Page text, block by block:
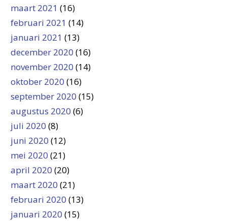
maart 2021 (16)
februari 2021 (14)
januari 2021 (13)
december 2020 (16)
november 2020 (14)
oktober 2020 (16)
september 2020 (15)
augustus 2020 (6)
juli 2020 (8)
juni 2020 (12)
mei 2020 (21)
april 2020 (20)
maart 2020 (21)
februari 2020 (13)
januari 2020 (15)